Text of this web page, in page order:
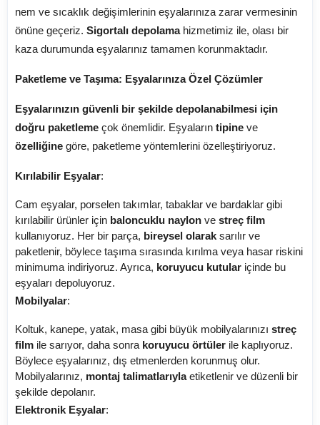
nem ve sıcaklık değişimlerinin eşyalarınıza zarar vermesinin
önüne geçeriz. Sigortalı depolamahizmetimiz ile, olası bir
kaza durumunda eşyalarınız tamamen korunmaktadır.
Paketleme ve Taşıma: Eşyalarınıza Özel Çözümler
Eşyalarınızın güvenli bir şekilde depolanabilmesi için
doğru paketleme çok önemlidir. Eşyaların tipine ve
özelliğine göre, paketleme yöntemlerini özelleştiriyoruz.
Kırılabilir Eşyalar:
Cam eşyalar, porselen takımlar, tabaklar ve bardaklar gibi
kırılabilir ürünler için baloncuklu naylon ve streç film
kullanıyoruz. Her bir parça, bireysel olarak sarılır ve
paketlenir, böylece taşıma sırasında kırılma veya hasar riskini
minimuma indiriyoruz. Ayrıca, koruyucu kutular içinde bu
eşyaları depoluyoruz.
Mobilyalar:
Koltuk, kanepe, yatak, masa gibi büyük mobilyalarınızı streç
film ile sarıyor, daha sonra koruyucu örtüler ile kaplıyoruz.
Böylece eşyalarınız, dış etmenlerden korunmuş olur.
Mobilyalarınız, montaj talimatlarıylaetiketlenir ve düzenli bir
şekilde depolanır.
Elektronik Eşyalar: